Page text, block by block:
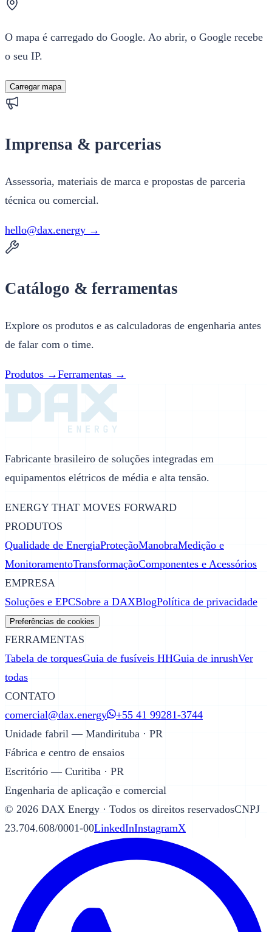
O mapa é carregado do Google. Ao abrir, o Google recebe
o seu IP.
Carregar mapa
Imprensa & parcerias
Assessoria, materiais de marca e propostas de parceria
técnica ou comercial.
hello@dax.energy →
Catálogo & ferramentas
Explore os produtos e as calculadoras de engenharia antes
de falar com o time.
Produtos →Ferramentas →
Fabricante brasileiro de soluções integradas em
equipamentos elétricos de média e alta tensão.
ENERGY THAT MOVES FORWARD
PRODUTOS
Qualidade de EnergiaProteçãoManobraMedição e
MonitoramentoTransformaçãoComponentes e Acessórios
EMPRESA
Soluções e EPCSobre a DAXBlogPolítica de privacidade
Preferências de cookies
FERRAMENTAS
Tabela de torquesGuia de fusíveis HHGuia de inrushVer
todas
CONTATO
comercial@dax.energy
+55 41 99281-3744
Unidade fabril — Mandirituba · PR
Fábrica e centro de ensaios
Escritório — Curitiba · PR
Engenharia de aplicação e comercial
© 2026 DAX Energy · Todos os direitos reservadosCNPJ
23.704.608/0001-00LinkedInInstagramX